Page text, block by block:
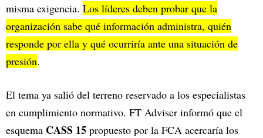
misma exigencia. Los líderes deben probar que la
organización sabe qué información administra, quién
responde por ella y qué ocurriría ante una situación de
presión.
El tema ya salió del terreno reservado a los especialistas
en cumplimiento normativo. FT Adviser informó que el
esquema CASS 15 propuesto por la FCA acercaría los